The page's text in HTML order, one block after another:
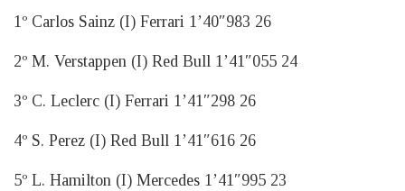
1º Carlos Sainz (I) Ferrari 1’40″983 26
2º M. Verstappen (I) Red Bull 1’41″055 24
3º C. Leclerc (I) Ferrari 1’41″298 26
4º S. Perez (I) Red Bull 1’41″616 26
5º L. Hamilton (I) Mercedes 1’41″995 23